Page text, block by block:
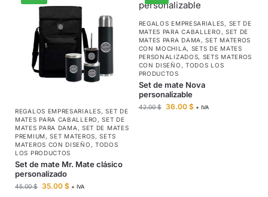
REGALOS EMPRESARIALES,SET DE
MATES PARA CABALLERO ,SET DE
MATES PARA DAMA , SET DE MATES
PREMIUM ,SET MATEROS,SETS
MATEROS CON DISEÑO ,TODOS
LOS PRODUCTOS
Set de mate Mr. Mate clásico
personalizado
45.00$ 35.00 $ + IVA
REGALOS EMPRESARIALES, SET DE
MATES PARA CABALLERO , SET DE
MATES PARA DAMA ,SET MATEROS
CON MOCHILA, SETS DE MATES
PERSONALIZADOS, SETS MATEROS
CON DISEÑO , TODOS LOS
PRODUCTOS
Set de mate Nova
personalizable
42.00$ 36.00 $ + IVA